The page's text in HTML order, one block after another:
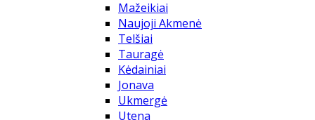
Mažeikiai
Naujoji Akmenė
Telšiai
Tauragė
Kėdainiai
Jonava
Ukmergė
Utena